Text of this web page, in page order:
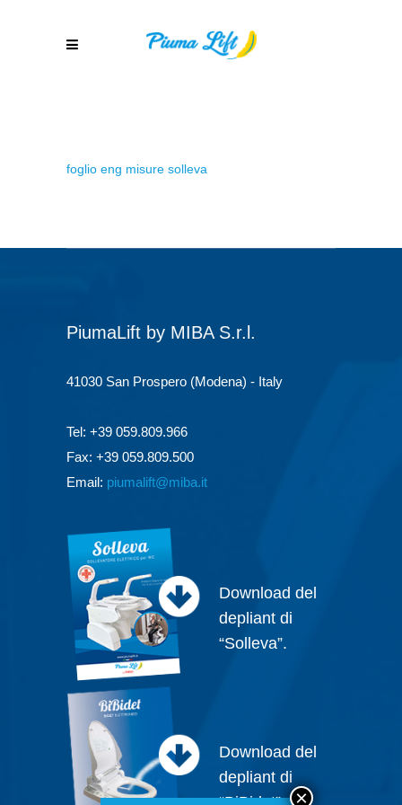
foglio eng misure solleva
PiumaLift by MIBA S.r.l.
41030 San Prospero (Modena) - Italy
Tel: +39 059.809.966
Fax: +39 059.809.500
Email: piumalift@miba.it
Download del
depliant di
“Solleva”.
Download del
depliant di